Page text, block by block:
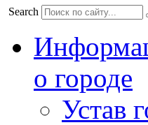
Search
о городе
Устав